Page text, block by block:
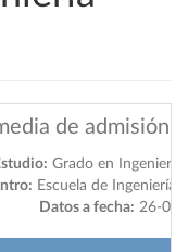
de admisión
Grado en
Escuela de Ingeniería
Datos a fecha: 26-07-